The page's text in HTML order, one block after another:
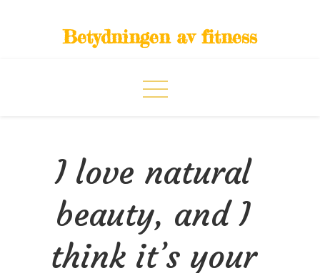
Betydningen av fitness
I love natural
beauty, and I
think it’s your